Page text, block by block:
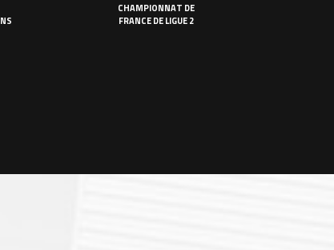
CHAMPIONNAT DE
FRANCE DE LIGUE 2